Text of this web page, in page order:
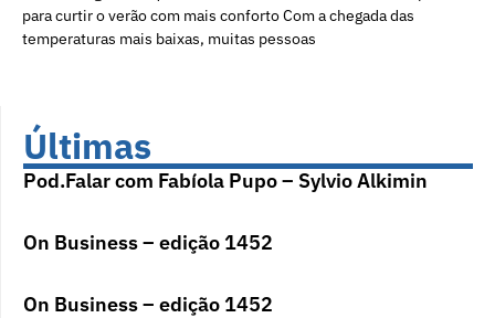
para curtir o verão com mais conforto Com a chegada das
temperaturas mais baixas, muitas pessoas
Últimas
Pod.Falar com Fabíola Pupo – Sylvio Alkimin
On Business – edição 1452
On Business – edição 1452